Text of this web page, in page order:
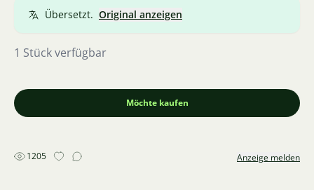
Übersetzt. Original anzeigen
1 Stück verfügbar
Möchte kaufen
1205 Anzeige melden